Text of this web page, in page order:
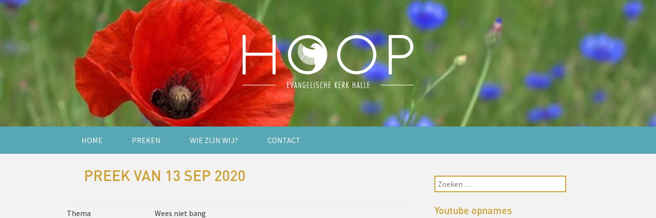
HOME PREKEN WIE ZIJN WIJ? CONTACT
PREEK VAN 13 SEP 2020
Thema Wees niet bang Youtube opnames